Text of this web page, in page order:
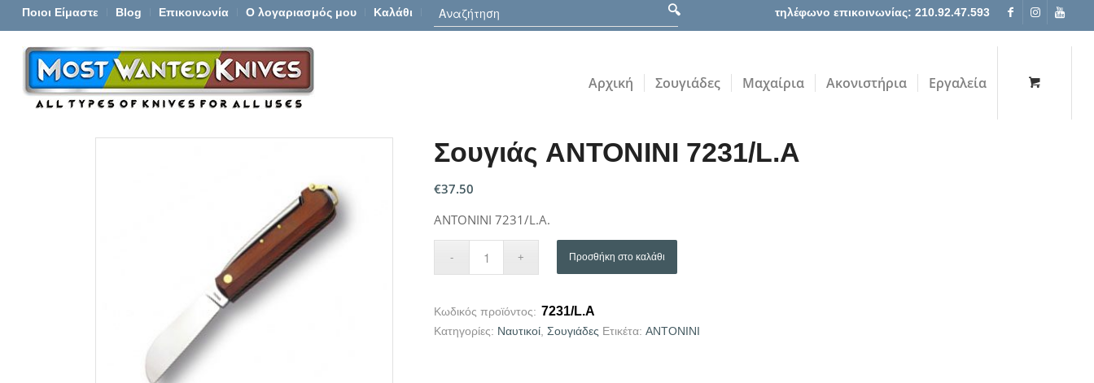
Ποιοι Είμαστε Blog Επικοινωνία Ο λογαριασμός μου Καλάθι τηλέφωνο επικοινωνίας: 210.92.47.593
Αρχική Σουγιάδες Μαχαίρια Ακονιστήρια Εργαλεία
Σουγιάς ANTONINI 7231/L.A
€37.50
ANTONINI 7231/L.A.
Προσθήκη στο καλάθι
Κωδικός προϊόντος: 7231/L.A
Κατηγορίες: Ναυτικοί ,Σουγιάδες Ετικέτα:ANTONINI